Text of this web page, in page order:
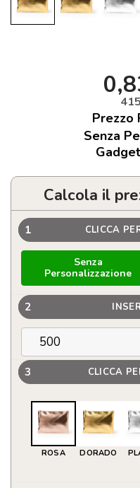
Prezzo
Senza
Calcola il
1 CLICCA
Senza
Personalizzazione
2
3 CLICCA
ROSA DORADO